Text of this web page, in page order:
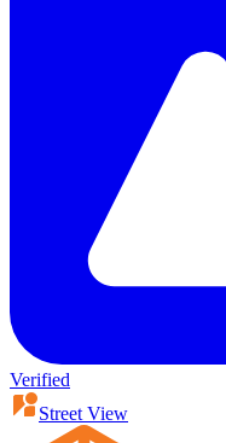
Verified
Street View